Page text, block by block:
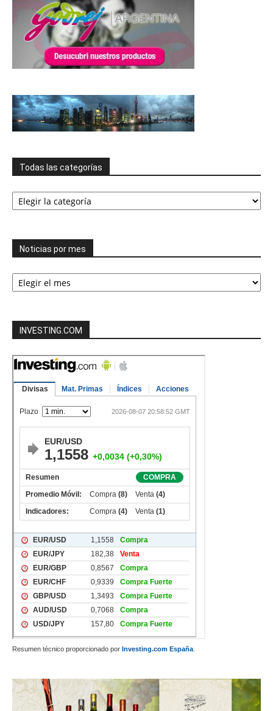
Todas las categorías
Todas
las
Noticias por mes
Noticias
por
INVESTING.COM
Resumen técnico proporcionado por Investing.com España